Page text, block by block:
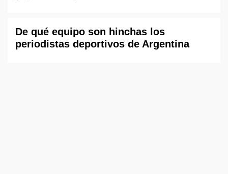
De qué equipo son hinchas los
periodistas deportivos de Argentina